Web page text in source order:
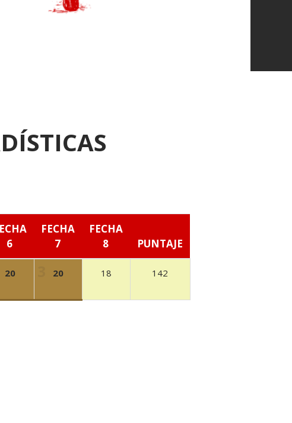
6
FECHA
7
FECHA
8
PUNTAJE
20 20 18 142